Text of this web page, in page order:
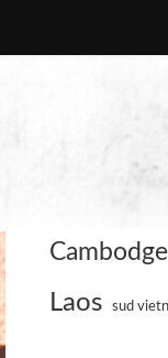
Cambodge
Laos sud